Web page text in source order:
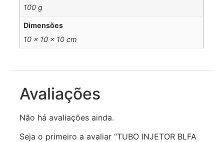
100 g
Dimensões
10 × 10 × 10 cm
Avaliações
Não há avaliações ainda.
Seja o primeiro a avaliar “TUBO INJETOR BLFA